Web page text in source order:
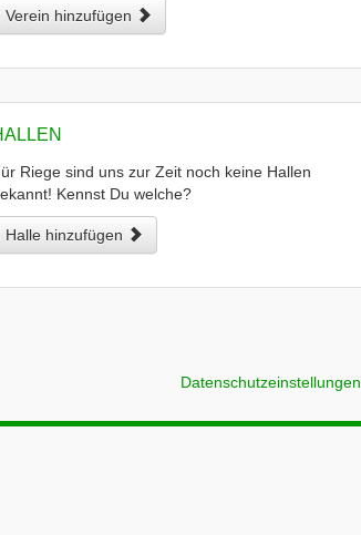
Verein hinzufügen
Riege sind uns zur Zeit noch keine Hallen
Kennst Du welche?
Halle hinzufügen
Datenschutzeinstellungen